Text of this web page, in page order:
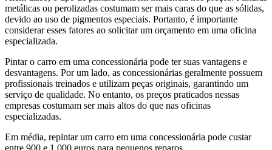
metálicas ou perolizadas costumam ser mais caras do que as sólidas,
devido ao uso de pigmentos especiais. Portanto, é importante
considerar esses fatores ao solicitar um orçamento em uma oficina
especializada.
Pintar o carro em uma concessionária pode ter suas vantagens e
desvantagens. Por um lado, as concessionárias geralmente possuem
profissionais treinados e utilizam peças originais, garantindo um
serviço de qualidade. No entanto, os preços praticados nessas
empresas costumam ser mais altos do que nas oficinas
especializadas.
Em média, repintar um carro em uma concessionária pode custar
entre 900 e 1.000 euros para pequenos reparos.